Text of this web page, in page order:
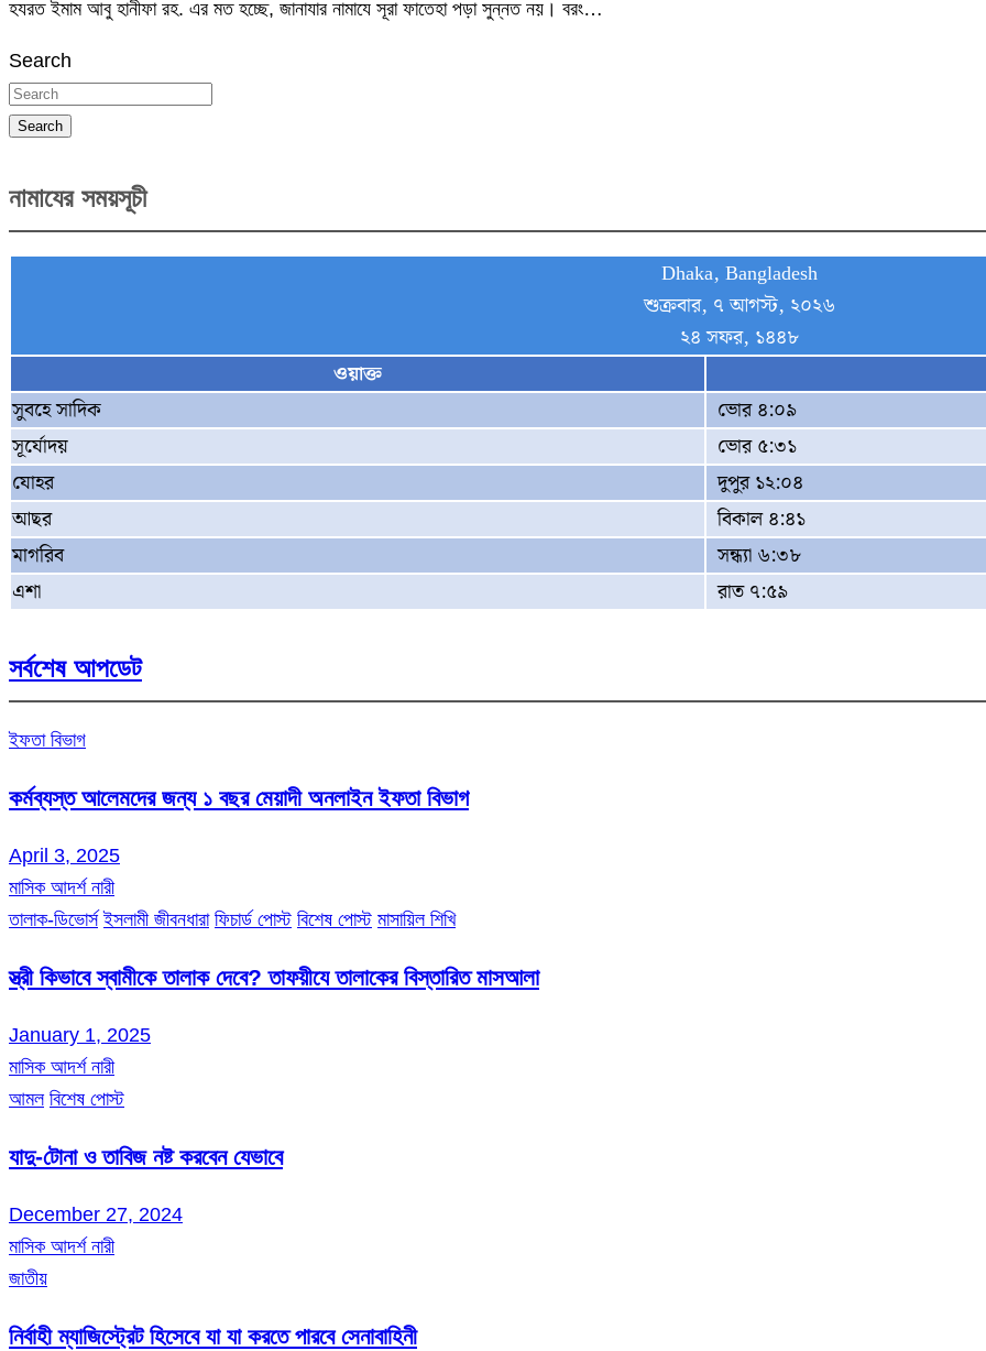
হযরত ইমাম আবু হানীফা রহ. এর মত হচ্ছে, জানাযার নামাযে সূরা ফাতেহা পড়া সুন্নত নয়। বরং…
Search
Search
নামাযের সময়সূচী
Dhaka, Bangladesh
শুক্রবার, ৭ আগস্ট, ২০২৬
২৪ সফর, ১৪৪৮
ওয়াক্ত
সুবহে সাদিক
ভোর ৪:০৯
সূর্যোদয়
ভোর ৫:৩১
যোহর
দুপুর ১২:০৪
আছর
বিকাল ৪:৪১
মাগরিব
সন্ধ্যা ৬:৩৮
এশা
রাত ৭:৫৯
সর্বশেষ আপডেট
ইফতা বিভাগ
কর্মব্যস্ত আলেমদের জন্য ১ বছর মেয়াদী অনলাইন ইফতা বিভাগ
April 3, 2025
মাসিক আদর্শ নারী
তালাক-ডিভোর্স ইসলামী জীবনধারা ফিচার্ড পোস্ট বিশেষ পোস্ট মাসায়িল শিখি
স্ত্রী কিভাবে স্বামীকে তালাক দেবে? তাফয়ীযে তালাকের বিস্তারিত মাসআলা
January 1, 2025
মাসিক আদর্শ নারী
আমল বিশেষ পোস্ট
যাদু-টোনা ও তাবিজ নষ্ট করবেন যেভাবে
December 27, 2024
মাসিক আদর্শ নারী
জাতীয়
নির্বাহী ম্যাজিস্ট্রেট হিসেবে যা যা করতে পারবে সেনাবাহিনী